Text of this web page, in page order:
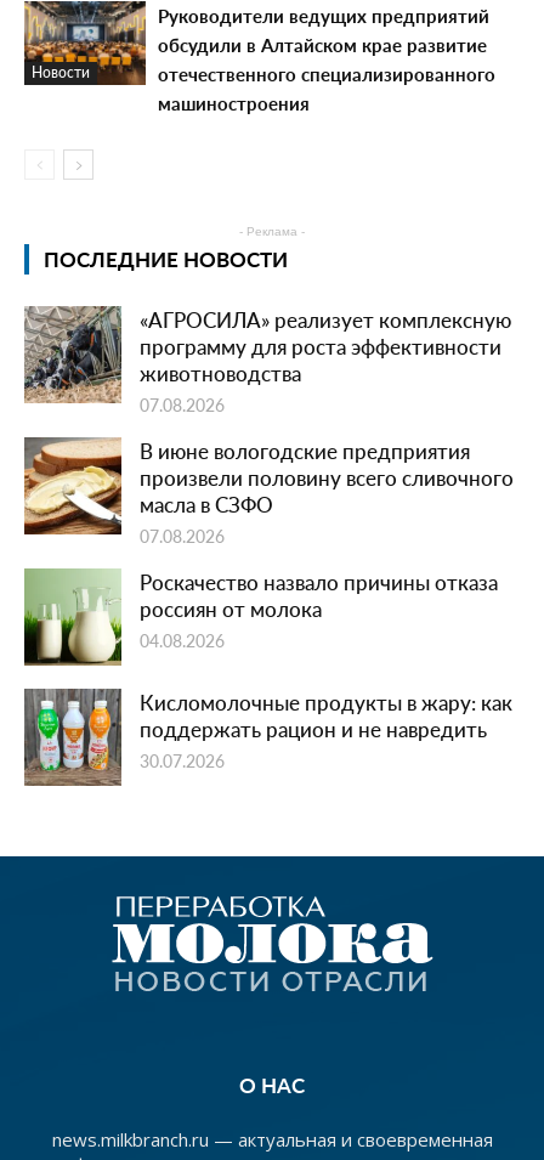
Новости
Руководители ведущих предприятий
обсудили в Алтайском крае развитие
отечественного специализированного
машиностроения
- Реклама -
ПОСЛЕДНИЕ НОВОСТИ
«АГРОСИЛА» реализует комплексную
программу для роста эффективности
животноводства
07.08.2026
В июне вологодские предприятия
произвели половину всего сливочного
масла в СЗФО
07.08.2026
Роскачество назвало причины отказа
россиян от молока
04.08.2026
Кисломолочные продукты в жару: как
поддержать рацион и не навредить
30.07.2026
О НАС
news.milkbranch.ru — актуальная и своевременная